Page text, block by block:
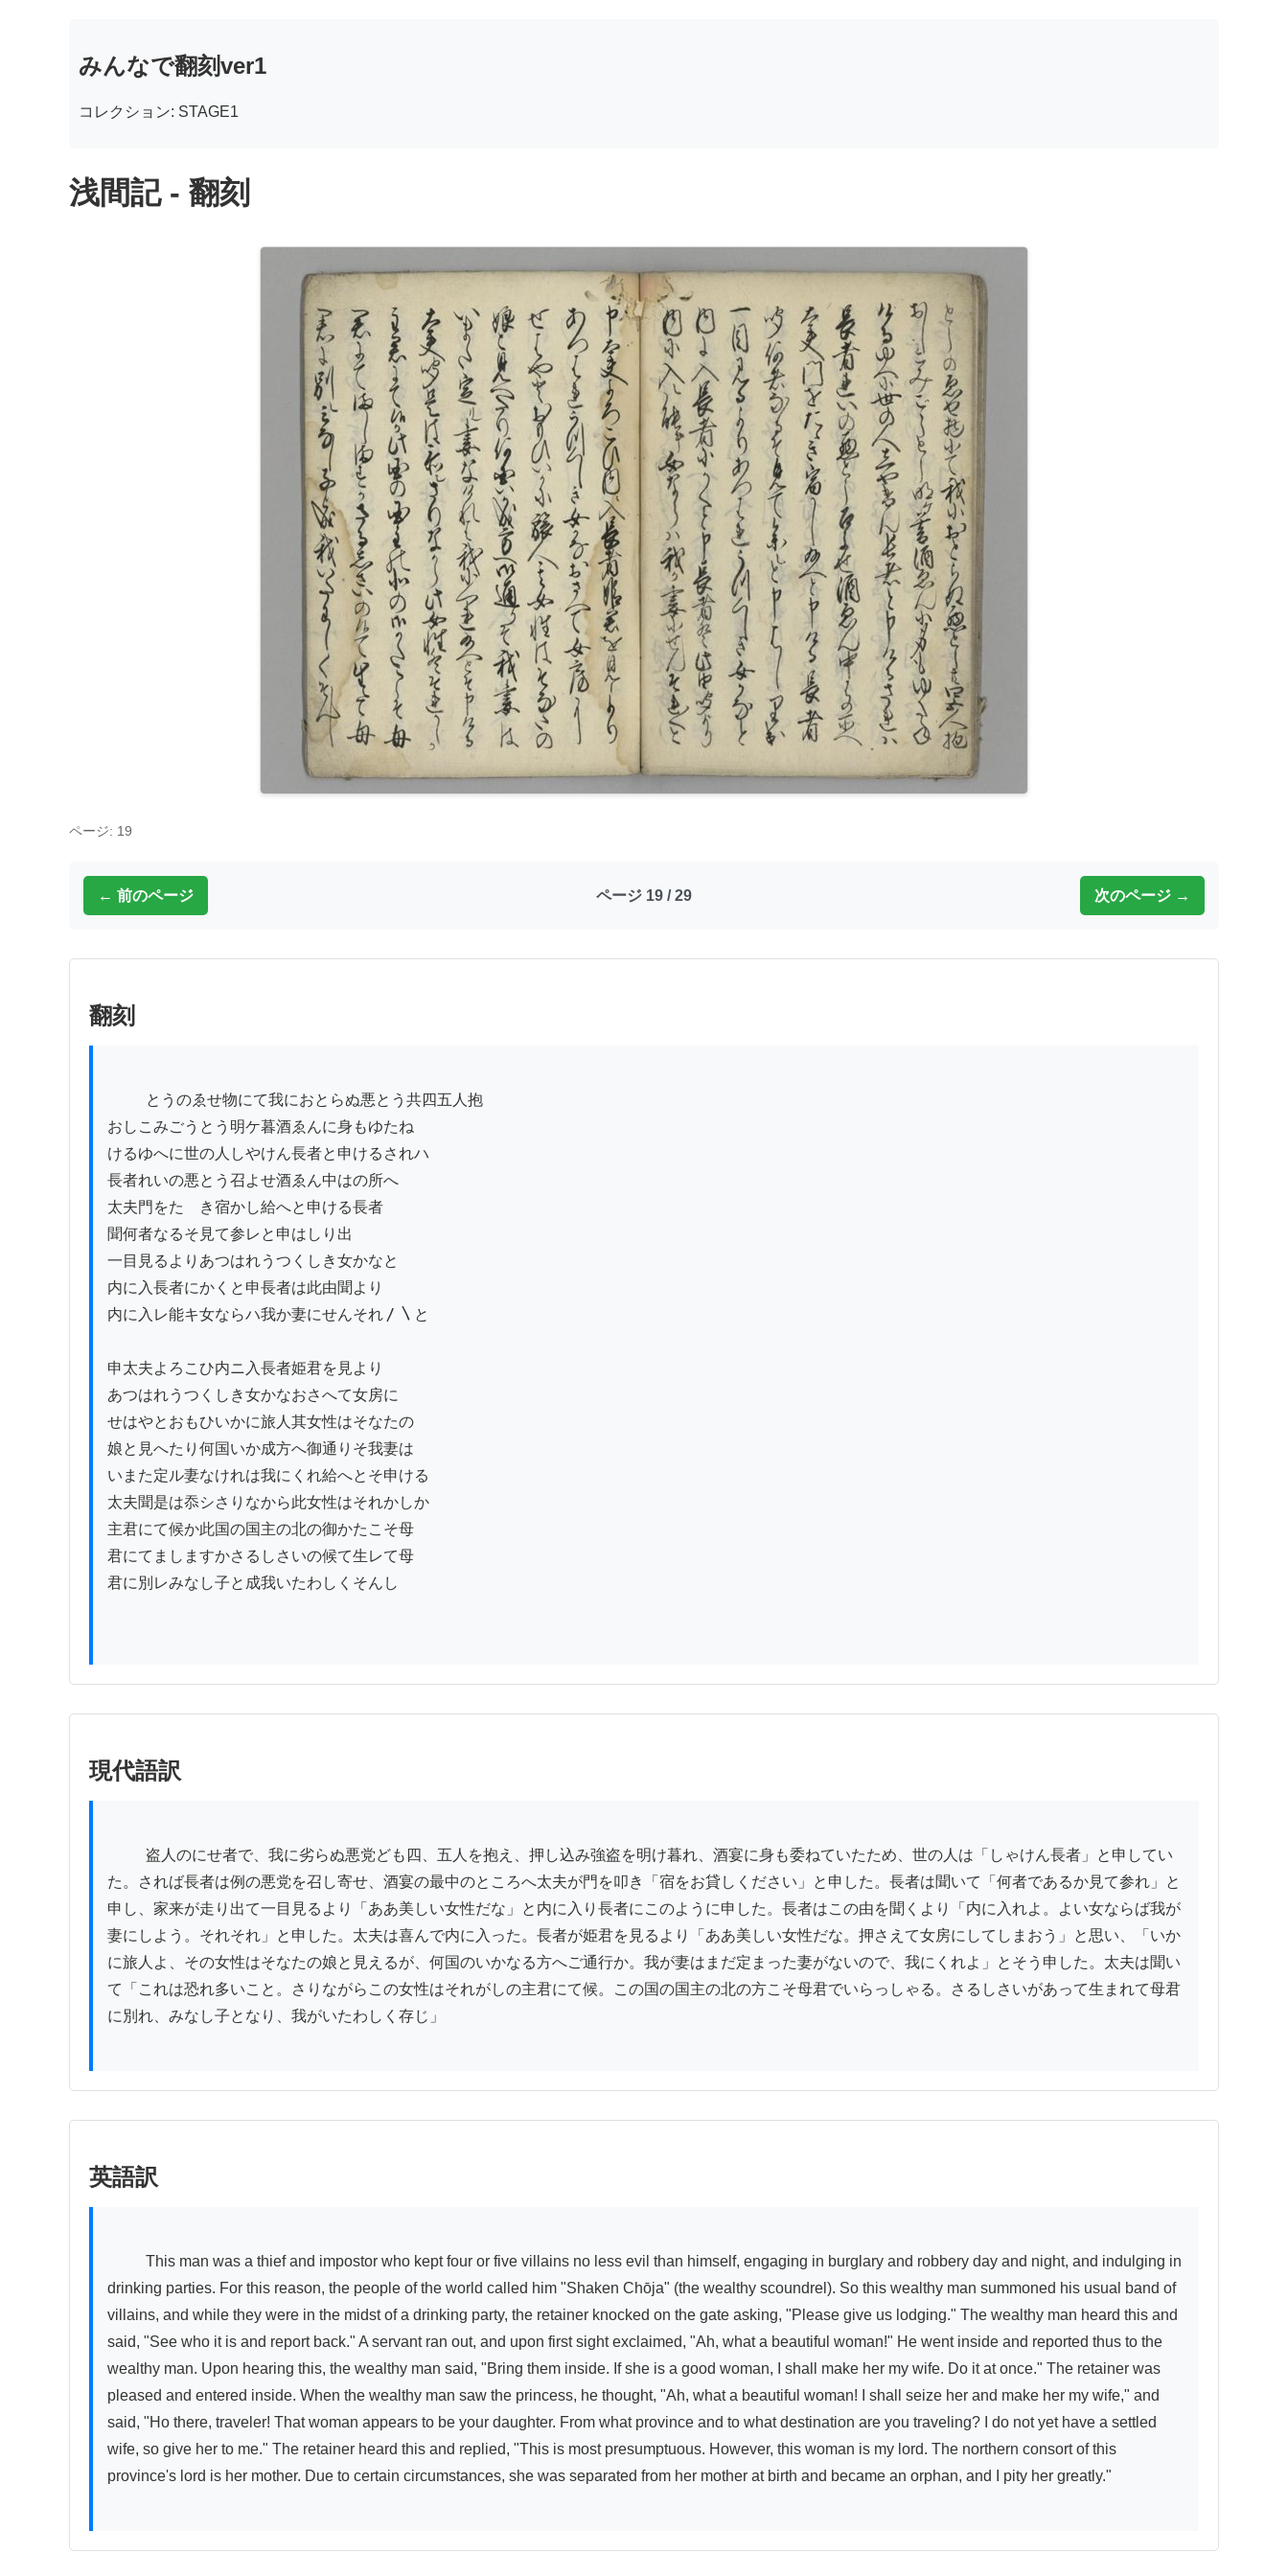
みんなで翻刻ver1
コレクション: STAGE1
浅間記 - 翻刻
ページ: 19
← 前のページ ページ 19 / 29 次のページ →
翻刻
おしこみごうとう明ケ暮酒ゑんに身もゆたね
けるゆへに世の人しやけん長者と申けるされハ
長者れいの悪とう召よせ酒ゑん中はの所へ
太夫門をたゝき宿かし給へと申ける長者
聞何者なるそ見て参レと申はしり出
一目見るよりあつはれうつくしき女かなと
内に入長者にかくと申長者は此由聞より
内に入レ能キ女ならハ我か妻にせんそれ〳〵と
申太夫よろこひ内ニ入長者姫君を見より
あつはれうつくしき女かなおさへて女房に
せはやとおもひいかに旅人其女性はそなたの
娘と見へたり何国いか成方へ御通りそ我妻は
いまた定ル妻なけれは我にくれ給へとそ申ける
太夫聞是は忝シさりなから此女性はそれかしか
主君にて候か此国の国主の北の御かたこそ母
君にてましますかさるしさいの候て生レて母
君に別レみなし子と成我いたわしくそんし
現代語訳
た。されば長者は例の悪党を召し寄せ、酒宴の最中のところへ太夫が門を叩き「宿をお貸しください」と申した。長者は聞いて「何者であるか見て参れ」と
申し、家来が走り出て一目見るより「ああ美しい女性だな」と内に入り長者にこのように申した。長者はこの由を聞くより「内に入れよ。よい女ならば我が
妻にしよう。それそれ」と申した。太夫は喜んで内に入った。長者が姫君を見るより「ああ美しい女性だな。押さえて女房にしてしまおう」と思い、「いか
に旅人よ、その女性はそなたの娘と見えるが、何国のいかなる方へご通行か。我が妻はまだ定まった妻がないので、我にくれよ」とそう申した。太夫は聞い
て「これは恐れ多いこと。さりながらこの女性はそれがしの主君にて候。この国の国主の北の方こそ母君でいらっしゃる。さるしさいがあって生まれて母君
に別れ、みなし子となり、我がいたわしく存じ」
英語訳
drinking parties. For this reason, the people of the world called him "Shaken Chōja" (the wealthy scoundrel). So this wealthy man summoned his usual band of
villains, and while they were in the midst of a drinking party, the retainer knocked on the gate asking, "Please give us lodging." The wealthy man heard this and
said, "See who it is and report back." A servant ran out, and upon first sight exclaimed, "Ah, what a beautiful woman!" He went inside and reported thus to the
wealthy man. Upon hearing this, the wealthy man said, "Bring them inside. If she is a good woman, I shall make her my wife. Do it at once." The retainer was
pleased and entered inside. When the wealthy man saw the princess, he thought, "Ah, what a beautiful woman! I shall seize her and make her my wife," and
said, "Ho there, traveler! That woman appears to be your daughter. From what province and to what destination are you traveling? I do not yet have a settled
wife, so give her to me." The retainer heard this and replied, "This is most presumptuous. However, this woman is my lord. The northern consort of this
province's lord is her mother. Due to certain circumstances, she was separated from her mother at birth and became an orphan, and I pity her greatly."